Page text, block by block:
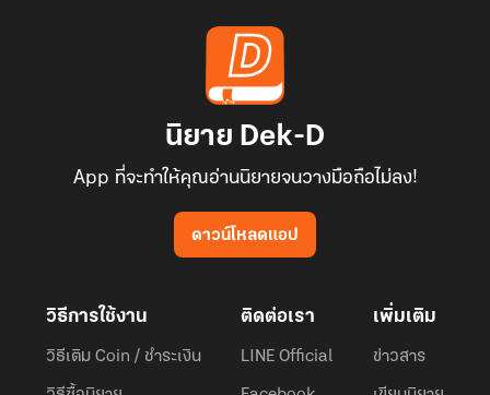
นิยาย Dek-D
App ที่จะทำให้คุณอ่านนิยายจนวางมือถือไม่ลง!
ดาวน์โหลดแอป
วิธีการใช้งาน
วิธีเติม Coin / ชำระเงิน
ติดต่อเรา
LINE Official
เพิ่มเติม
ข่าวสาร